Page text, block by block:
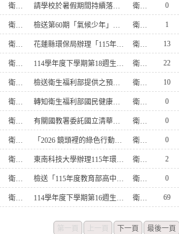
衛生組 請學校於暑假期間持續落實登革熱等蚊媒傳染病之防疫措施，並加強教職員工生之防疫知能，詳如說明，請查照。 衛生組 0
衛生組 檢送第60期「氣候少年」電子檔，歡迎分享、運用免費環境教育資源，請查照。 衛生組 1
衛生組 花蓮縣環保局辦理「115年度花蓮縣環境教育專案計畫」環境知識競賽花蓮縣縣內初賽活動，有意願報名者請洽衛生組，請查照。 衛生組 13
衛生組 114學年度下學期第18週生活整潔競賽成績表 衛生組 22
衛生組 檢送衛生福利部提供之預防熱傷害衛教宣導素材，請廣為宣導及運用，以提升教職員工生自我保護知能，請查照。 衛生組 10
衛生組 轉知衛生福利部國民健康署115年效期內「青少年健康促進服務友善機構」名單1份，請查照。 衛生組 0
衛生組 有關國教署委託國立清華大學辦理「食農教育百寶箱-教學師資增能工作坊」，請踴躍參加，請查照。 衛生組 0
衛生組 「2026 鏡頭裡的綠色行動」永續短影音競賽，請查照周知。 衛生組 0
衛生組 東南科技大學辦理115年環境教育人員認證24小時研習，請查照 衛生組 2
衛生組 檢送「115年度教育部高中職生AI永續新世代創造營」簡章1份，請踴躍參與，請查照。 衛生組 0
衛生組 114學年度下學期第16週生活整潔競賽成績表 衛生組 69
最後一頁
下一頁
上一頁
第一頁